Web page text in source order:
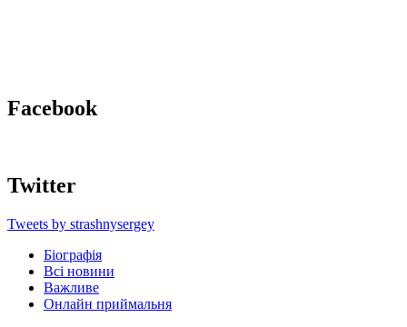
Facebook
Twitter
Tweets by strashnysergey
Біографія
Всі новини
Важливе
Онлайн приймальня